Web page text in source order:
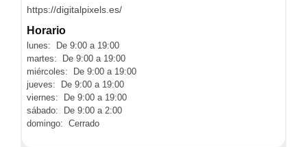
https://digitalpixels.es/
Horario
lunes: De 9:00 a 19:00
martes: De 9:00 a 19:00
miércoles: De 9:00 a 19:00
jueves: De 9:00 a 19:00
viernes: De 9:00 a 19:00
sábado: De 9:00 a 2:00
domingo: Cerrado